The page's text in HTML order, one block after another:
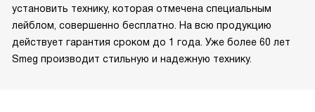
установить технику, которая отмечена специальным
лейблом, совершенно бесплатно. На всю продукцию
действует гарантия сроком до 1 года. Уже более 60 лет
Smeg производит стильную и надежную технику.